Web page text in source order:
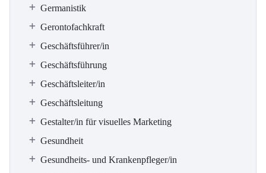
Germanistik
Gerontofachkraft
Geschäftsführer/in
Geschäftsführung
Geschäftsleiter/in
Geschäftsleitung
Gestalter/in für visuelles Marketing
Gesundheit
Gesundheits- und Krankenpfleger/in